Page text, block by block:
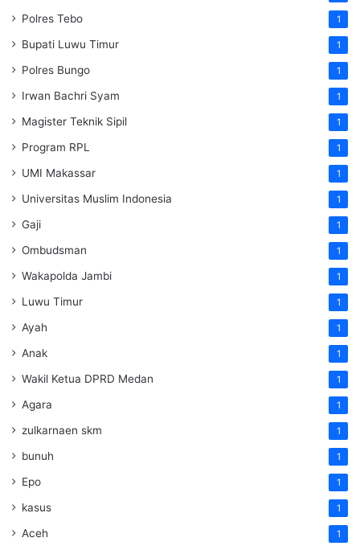
Polres Tebo 1
Bupati Luwu Timur 1
Polres Bungo 1
Irwan Bachri Syam 1
Magister Teknik Sipil 1
Program RPL 1
UMI Makassar 1
Universitas Muslim Indonesia 1
Gaji 1
Ombudsman 1
Wakapolda Jambi 1
Luwu Timur 1
Ayah 1
Anak 1
Wakil Ketua DPRD Medan 1
Agara 1
zulkarnaen skm 1
bunuh 1
Epo 1
kasus 1
Aceh 1